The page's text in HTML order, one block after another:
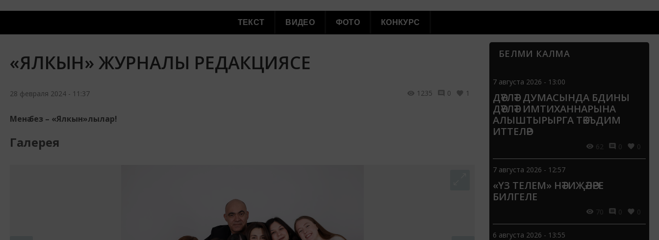
ТЕКСТ ВИДЕО ФОТО КОНКУРС
«ЯЛКЫН» ЖУРНАЛЫ РЕДАКЦИЯСЕ
28 февраля 2024 - 11:37 1235 0 1
Менә без – «Ялкын»лылар!
Галерея
БЕЛМИ КАЛМА
7 августа 2026 - 13:00
ДӘҮЛӘТ ДУМАСЫНДА БДИНЫ
ДӘҮЛӘТ ИМТИХАННАРЫНА
АЛЫШТЫРЫРГА ТӘКЪДИМ
ИТТЕЛӘР
62 0 0
7 августа 2026 - 12:57
«ҮЗ ТЕЛЕМ» НӘТИҖӘЛӘРЕ
БИЛГЕЛЕ
70 0 0
6 августа 2026 - 13:55